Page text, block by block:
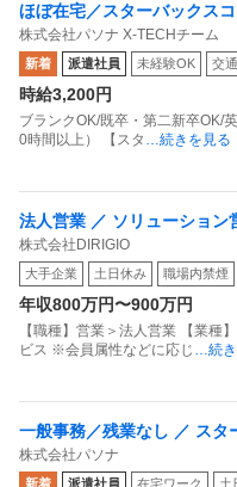
ほぼ在宅／スターバックス
ア基盤のPM
株式会社パソナ X-TECHチーム
新着 派遣社員 未経験OK 交
時給3,200円
ブランクOK/既卒・第二新卒OK/
0時間以上） 【スタ …続きを見る
法人営業 ／ ソリューション
株式会社DIRIGIO
大手企業 土日休み 職場内禁煙
年収800万円〜900万円
【職種】営業＞法人営業 【業種
ビス ※会員属性などに応じ …続き
一般事務／残業なし ／ スタ
アシスタントの仕事 ／ 派遣
株式会社パソナ
新着 派遣社員 在宅ワーク 土